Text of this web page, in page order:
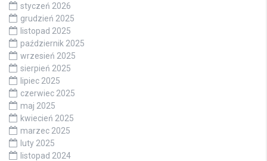
styczeń 2026
grudzień 2025
listopad 2025
październik 2025
wrzesień 2025
sierpień 2025
lipiec 2025
czerwiec 2025
maj 2025
kwiecień 2025
marzec 2025
luty 2025
listopad 2024